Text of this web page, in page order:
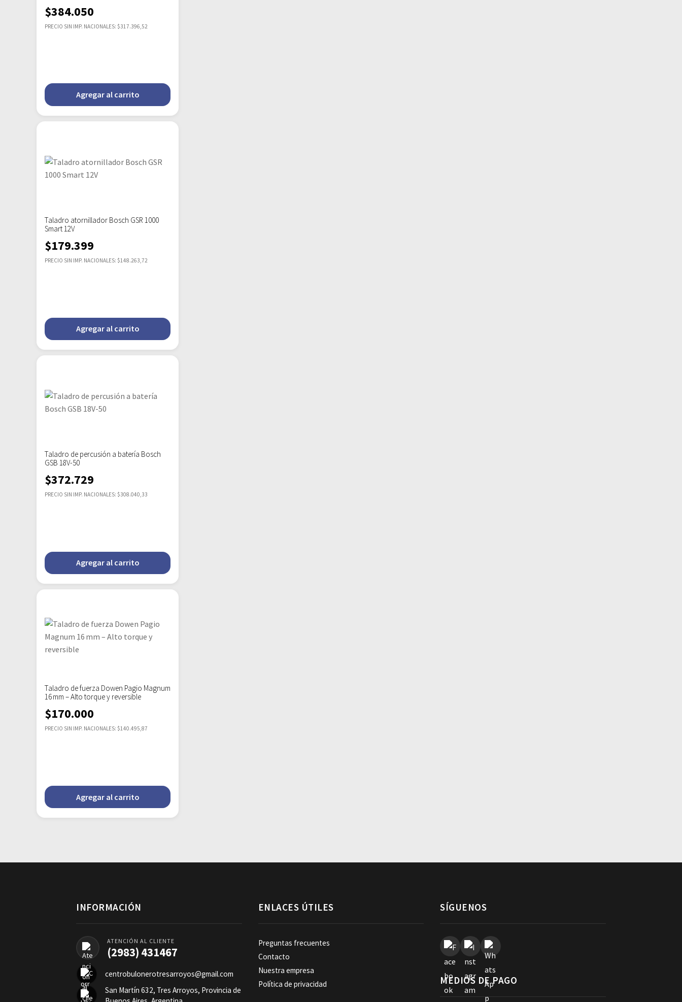
$384.050
PRECIO SIN IMP. NACIONALES: $317.396,52
Agregar al carrito
Taladro atornillador Bosch GSR 1000
Smart 12V
$179.399
PRECIO SIN IMP. NACIONALES: $148.263,72
Agregar al carrito
Taladro de percusión a batería Bosch
GSB 18V-50
$372.729
PRECIO SIN IMP. NACIONALES: $308.040,33
Agregar al carrito
Taladro de fuerza Dowen Pagio Magnum
16 mm – Alto torque y reversible
$170.000
PRECIO SIN IMP. NACIONALES: $140.495,87
Agregar al carrito
INFORMACIÓN
ATENCIÓN AL CLIENTE
(2983) 431467
centrobulonerotresarroyos@gmail.com
San Martín 632, Tres Arroyos, Provincia de
ENLACES ÚTILES
Preguntas frecuentes
Contacto
Nuestra empresa
Política de privacidad
SÍGUENOS
MEDIOS DE PAGO